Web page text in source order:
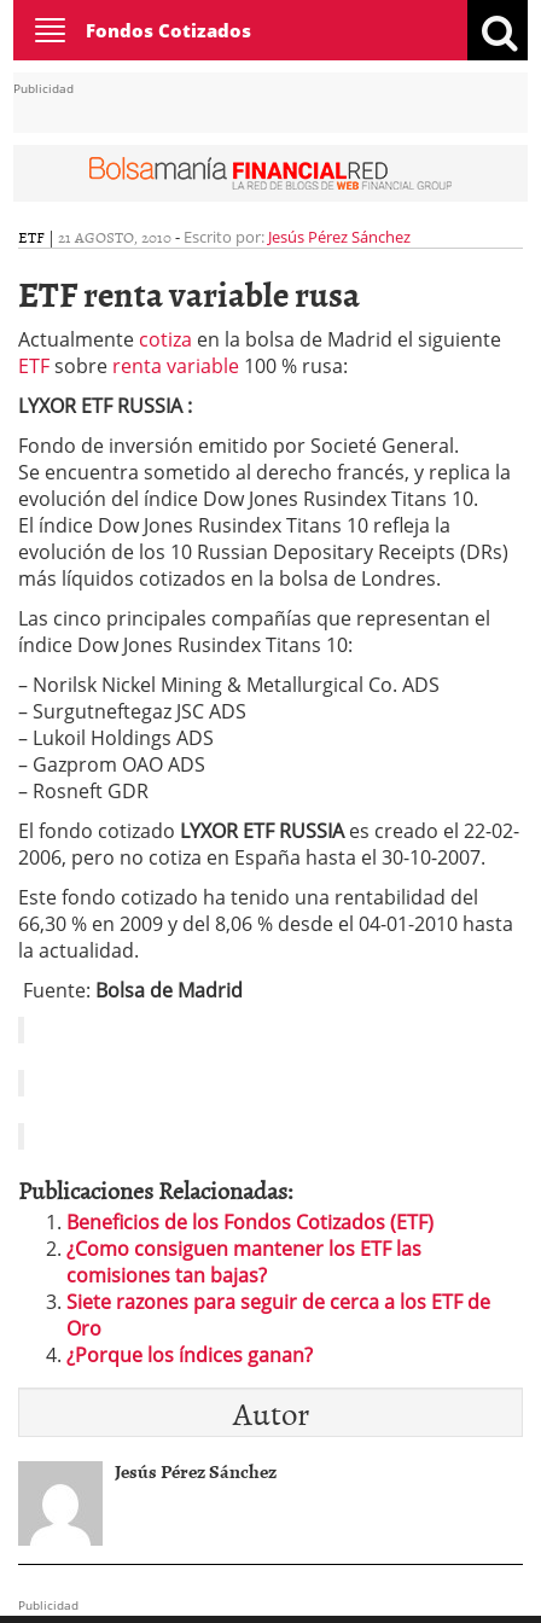
Toggle
navigation
Fondos Cotizados
Publicidad
ETF | 21 AGOSTO, 2010- Escrito por: Jesús Pérez Sánchez
ETF renta variable rusa
Actualmente cotiza en la bolsa de Madrid el siguiente
ETFsobre renta variable 100 % rusa:
LYXOR ETF RUSSIA :
Fondo de inversión emitido por Societé General.
Se encuentra sometido al derecho francés, y replica la
evolución del índice Dow Jones Rusindex Titans 10.
El índice Dow Jones Rusindex Titans 10 refleja la
evolución de los 10 Russian Depositary Receipts (DRs)
más líquidos cotizados en la bolsa de Londres.
Las cinco principales compañías que representan el
índice Dow Jones Rusindex Titans 10:
– Norilsk Nickel Mining & Metallurgical Co. ADS
– Surgutneftegaz JSC ADS
– Lukoil Holdings ADS
– Gazprom OAO ADS
– Rosneft GDR
El fondo cotizado LYXOR ETF RUSSIAes creado el 22-02-
2006, pero no cotiza en España hasta el 30-10-2007.
Este fondo cotizado ha tenido una rentabilidad del
66,30 % en 2009 y del 8,06 % desde el 04-01-2010 hasta
la actualidad.
Fuente: Bolsa de Madrid
Publicaciones Relacionadas:
Beneficios de los Fondos Cotizados (ETF)
¿Como consiguen mantener los ETF las
comisiones tan bajas?
Siete razones para seguir de cerca a los ETF de
Oro
¿Porque los índices ganan?
Autor
Jesús Pérez Sánchez
Publicidad